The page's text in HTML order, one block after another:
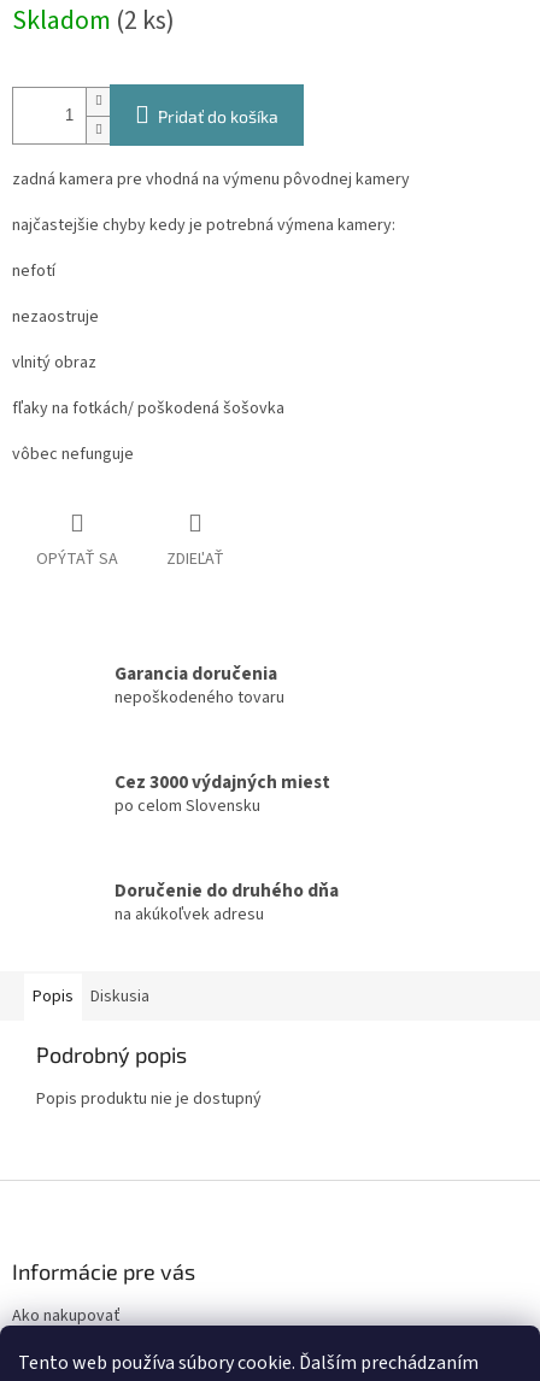
Tento web používa súbory cookie. Ďalším prechádzaním
cena:
Skladom (2 ks)
Pridať do košíka
zadná kamera pre vhodná na výmenu pôvodnej kamery
najčastejšie chyby kedy je potrebná výmena kamery:
nefotí
nezaostruje
vlnitý obraz
fľaky na fotkách/ poškodená šošovka
vôbec nefunguje
OPÝTAŤ SA ZDIEĽAŤ
Garancia doručenia
nepoškodeného tovaru
Cez 3000 výdajných miest
po celom Slovensku
Doručenie do druhého dňa
na akúkoľvek adresu
Popis Diskusia
Podrobný popis
Popis produktu nie je dostupný
i
Informácie pre vás
Ako nakupovať